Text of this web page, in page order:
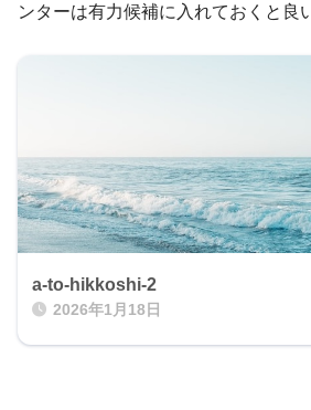
ンターは有力候補に入れておくと良
a-to-hikkoshi-2
2026年1月18日